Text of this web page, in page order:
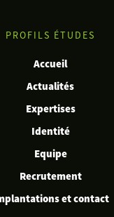
PROFILS ÉTUDES
Accueil
Actualités
Expertises
Identité
Equipe
Recrutement
et contact